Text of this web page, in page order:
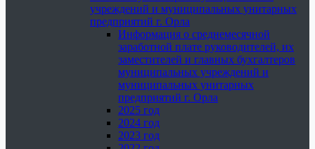
учреждений и муниципальных унитарных
предприятий г. Орла
Информация о среднемесячной
заработной плате руководителей, их
заместителей и главных бухгалтеров
муниципальных учреждений и
муниципальных унитарных
предприятий г. Орла
2025 год
2024 год
2023 год